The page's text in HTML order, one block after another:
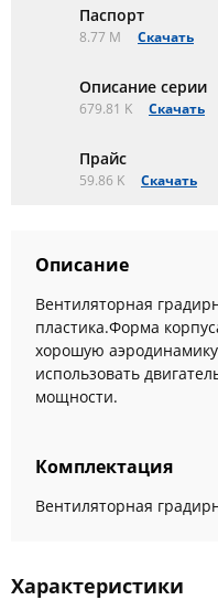
Паспорт
8.77 M Скачать
Описание серии
679.81 K Скачать
Прайс
59.86 K Скачать
Описание
Вентиляторная
пластика.Форма
хорошую
использовать
мощности.
Комплектация
Вентиляторная
Характеристики